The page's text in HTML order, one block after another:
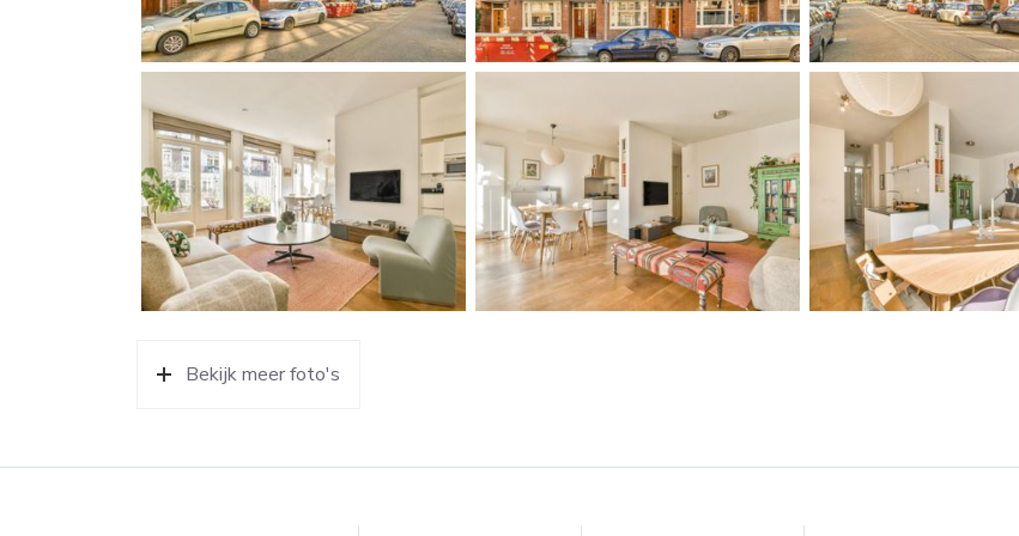
c.q. hobby-/slaapkamer. Tevens dient de rechterzijde van het tuinhuis als afsluitbare berging.
– Bouwjaar 1935
– Woonoppervlakte van ca. 57 m2
– Mogelijkheid tot uitbouw van +- 15 m2 (akkoord VVE)
– Tuin van ca. 46 m2
– Verwarmd tuinhuis van ca. 12m2 met werk-/hobby- of slaapkamer
– Moderne en hoogwaardige afwerking
– Zonnige en ruime tuin op het zuidwesten
– Dubbele HR beglazing
Bekijk meer foto's